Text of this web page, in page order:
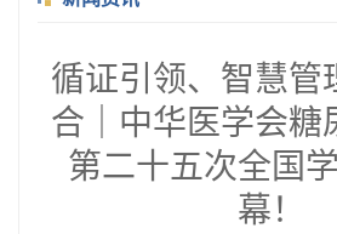
循证引领、智慧管
合｜中华医学会糖
第二十五次全国
幕！